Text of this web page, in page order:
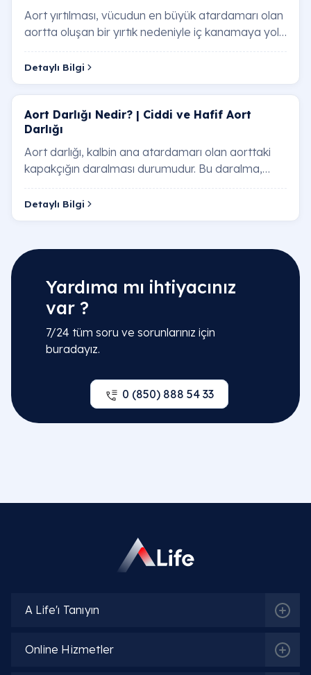
Aort yırtılması, vücudun en büyük atardamarı olan
aortta oluşan bir yırtık nedeniyle iç kanamaya yol
açan ciddi bir durumdur. Aort yırtılmas…
Detaylı Bilgi
Aort Darlığı Nedir? | Ciddi ve Hafif Aort
Darlığı
Aort darlığı, kalbin ana atardamarı olan aorttaki
kapakçığın daralması durumudur. Bu daralma,
kalbin vücuda kan pompalamasını zorlaştırır ve…
Detaylı Bilgi
Yardıma mı ihtiyacınız
var ?
7/24 tüm soru ve sorunlarınız için
buradayız.
0 (850) 888 54 33
A Life'ı Tanıyın
Online Hizmetler